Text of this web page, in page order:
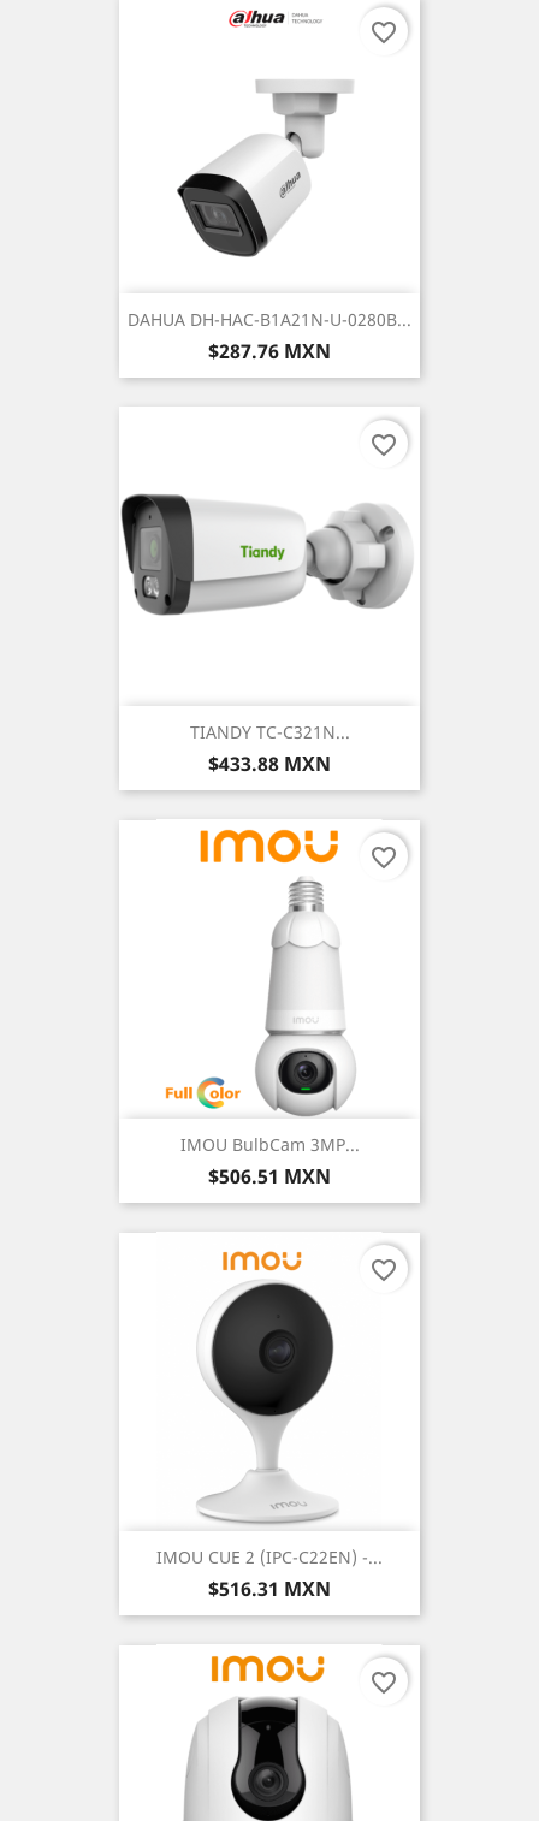
DAHUA DH-HAC-B1A21N-U-0280B...
Precio
$287.76 MXN
favorite_border
TIANDY TC-C321N...
Precio
$433.88 MXN
favorite_border
IMOU BulbCam 3MP...
Precio
$506.51 MXN
favorite_border
IMOU CUE 2 (IPC-C22EN) -...
Precio
$516.31 MXN
favorite_border
favorite_border